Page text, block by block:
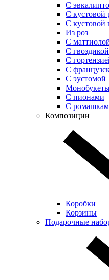
С
С кустовой
С кустовой
Из роз
С
С
С
С
С эустомой
С пионами
С
Композиции
Коробки
Корзины
Подарочные